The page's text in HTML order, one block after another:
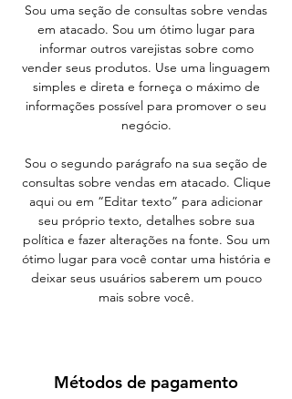
Sou uma seção de consultas sobre vendas
em atacado. Sou um ótimo lugar para
informar outros varejistas sobre como
vender seus produtos. Use uma linguagem
simples e direta e forneça o máximo de
informações possível para promover o seu
negócio.
Sou o segundo parágrafo na sua seção de
consultas sobre vendas em atacado. Clique
aqui ou em “Editar texto” para adicionar
seu próprio texto, detalhes sobre sua
política e fazer alterações na fonte. Sou um
ótimo lugar para você contar uma história e
deixar seus usuários saberem um pouco
mais sobre você.
Métodos de pagamento